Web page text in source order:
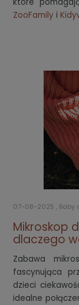
ZooFamily i
07-08-2025 , Baby
Mikroskop
dlaczego
Zabawa
fascynująca
dzieci
idealne